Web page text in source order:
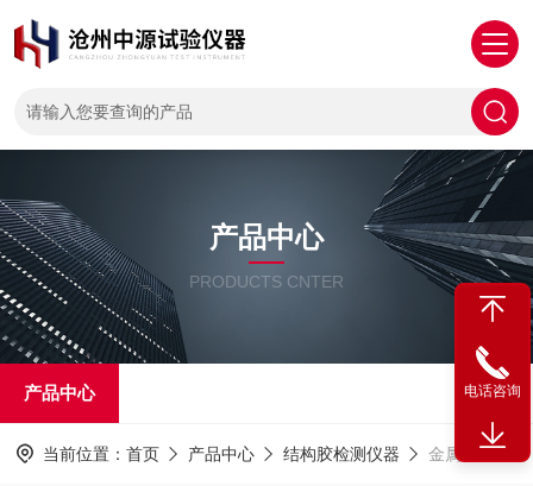
产品中心
PRODUCTS CNTER
产品中心
当前位置： 首页 产品中心 结构胶检测仪器 金属丝网
电话咨询